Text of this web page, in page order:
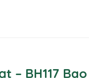
– BH117